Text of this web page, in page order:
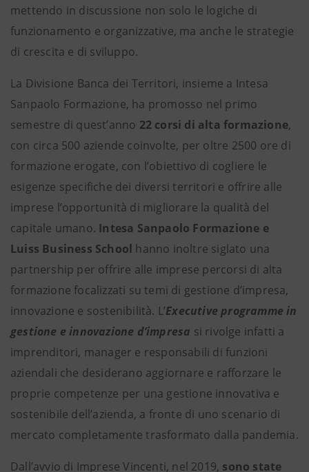
mettendo in discussione non solo le logiche di
funzionamento e organizzative, ma anche le strategie
di crescita e di sviluppo.
La Divisione Banca dei Territori, insieme a Intesa
Sanpaolo Formazione, ha promosso nel primo
semestre di quest’anno 22 corsi di alta formazione,
con circa 500 aziende coinvolte, per oltre 2500 ore di
formazione erogate, con l’obiettivo di cogliere le
esigenze specifiche dei diversi territori e offrire alle
imprese l’opportunità di migliorare la qualità del
capitale umano. Intesa Sanpaolo Formazione e
Luiss Business School hanno inoltre siglato una
partnership per offrire alle imprese percorsi di alta
formazione focalizzati su temi di gestione d’impresa,
innovazione e sostenibilità. L’Executive programme in
gestione e innovazione d’impresa si rivolge infatti a
imprenditori, manager e responsabili di funzioni
aziendali che desiderano aggiornare e rafforzare le
proprie competenze per una gestione innovativa e
sostenibile dell’azienda, a fronte di uno scenario di
mercato completamente trasformato dalla pandemia.
Dall’avvio di Imprese Vincenti, nel 2019, sono state